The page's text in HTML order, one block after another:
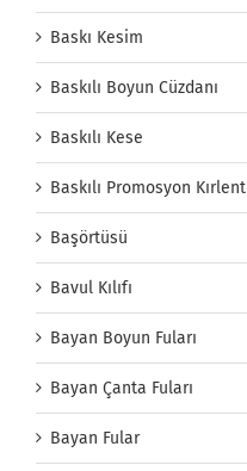
Baskı Kesim
Baskılı Boyun Cüzdanı
Baskılı Kese
Baskılı Promosyon Kırlent
Başörtüsü
Bavul Kılıfı
Bayan Boyun Fuları
Bayan Çanta Fuları
Bayan Fular